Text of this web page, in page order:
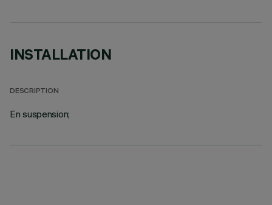
INSTALLATION
DESCRIPTION
En suspension;